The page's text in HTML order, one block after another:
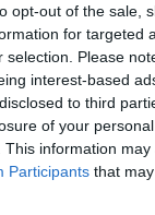
opt-out of the sale,
for targeted
selection. Please
interest-based
to third
of your
This information
Participants that
di lavoro
con Sacconi,
del Pd. Il
al partito
il senatore
Fabrizio